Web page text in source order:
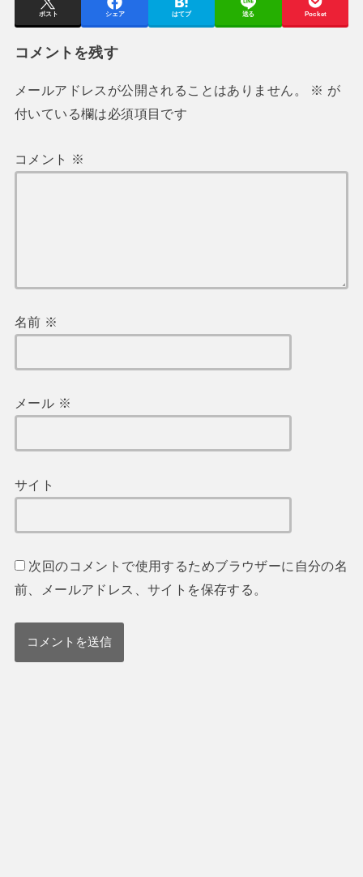
ポスト シェア はてブ 送る Pocket
コメントを残す
メールアドレスが公開されることはありません。 ※ が
付いている欄は必須項目です
コメント ※
名前 ※
メール ※
サイト
次回のコメントで使用するためブラウザーに自分の名
前、メールアドレス、サイトを保存する。